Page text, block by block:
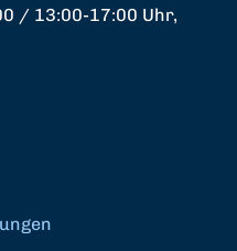
/ 13:00-17:00 Uhr,